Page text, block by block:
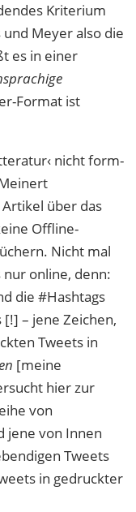
Kriterium
Meyer also die
es in einer
Format ist
nicht form-
über das
Offline-
Nicht mal
online, denn:
die #Hashtags
– jene Zeichen,
Tweets in
[meine
hier zur
von
jene von Innen
Tweets
in gedruckter